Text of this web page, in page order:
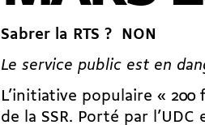
Sabrer la RTS ? NON
Le service public est en
L’initiative populaire «
de la SSR. Porté par